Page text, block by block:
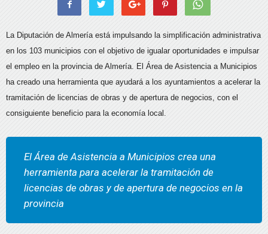
La Diputación de Almería está impulsando la simplificación administrativa
en los 103 municipios con el objetivo de igualar oportunidades e impulsar
el empleo en la provincia de Almería. El Área de Asistencia a Municipios
ha creado una herramienta que ayudará a los ayuntamientos a acelerar la
tramitación de licencias de obras y de apertura de negocios, con el
consiguiente beneficio para la economía local.
El Área de Asistencia a Municipios crea una
herramienta para acelerar la tramitación de
licencias de obras y de apertura de negocios en la
provincia